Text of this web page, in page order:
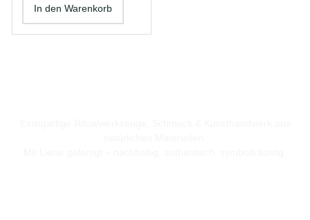
In den Warenkorb